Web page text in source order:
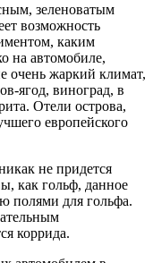
зеленоватым
возможность
каким
на автомобиле,
очень жаркий климат,
ягод, виноград, в
Отели острова,
европейского
не придется
как гольф, данное
ю полями для гольфа.
коррида.